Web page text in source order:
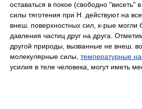
оставаться в покое (свободно "висеть"
силы тяготения при Н. действуют на
внеш. поверхностных сил, к-рые могли
давления частиц друг на друга.
другой природы, вызванные не внеш.
молекулярные силы, температурные
усилия в теле человека, могут иметь